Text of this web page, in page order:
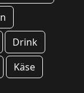
Drink
Käse